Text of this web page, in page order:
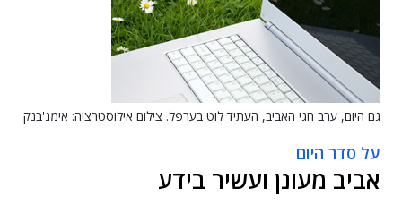
גם היום, ערב חגי האביב, העתיד לוט בערפל. צילום אילוסטרציה: אימג'בנק
על סדר היום
אביב מעונן ועשיר בידע